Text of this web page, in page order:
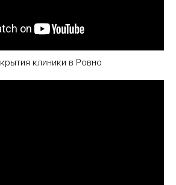
клиники в Ровно